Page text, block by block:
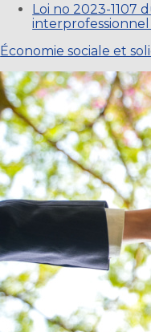
Loi no 2023-1107
Économie sociale et